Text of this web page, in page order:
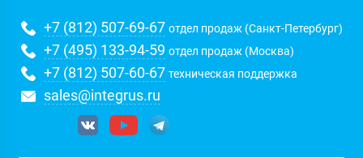
+7 (812) 507-69-67 отдел продаж (Санкт-Петербург)
+7 (495) 133-94-59 отдел продаж (Москва)
+7 (812) 507-60-67 техническая поддержка
sales@integrus.ru